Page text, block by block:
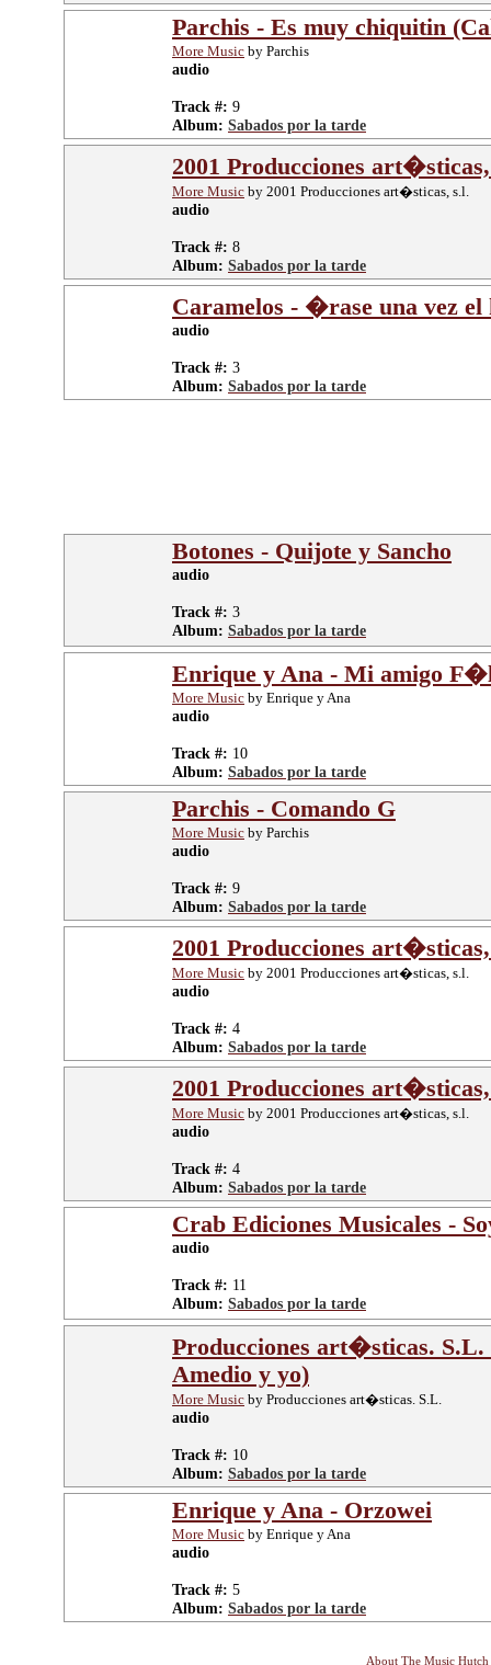
Parchis - Es muy chiquitin
More Music by Parchis
audio
Track #: 9
Album: Sabados por la tarde
2001 Producciones
More Music by 2001 Producciones art�sticas, s.l.
audio
Track #: 8
Album: Sabados por la tarde
Caramelos - �rase una vez el
audio
Track #: 3
Album: Sabados por la tarde
Botones - Quijote y Sancho
audio
Track #: 3
Album: Sabados por la tarde
Enrique y Ana - Mi amigo
More Music by Enrique y Ana
audio
Track #: 10
Album: Sabados por la tarde
Parchis - Comando G
More Music by Parchis
audio
Track #: 9
Album: Sabados por la tarde
2001 Producciones
More Music by 2001 Producciones art�sticas, s.l.
audio
Track #: 4
Album: Sabados por la tarde
2001 Producciones
More Music by 2001 Producciones art�sticas, s.l.
audio
Track #: 4
Album: Sabados por la tarde
Crab Ediciones Musicales -
audio
Track #: 11
Album: Sabados por la tarde
Producciones art�sticas. S.L.
Amedio y yo)
More Music by Producciones art�sticas. S.L.
audio
Track #: 10
Album: Sabados por la tarde
Enrique y Ana - Orzowei
More Music by Enrique y Ana
audio
Track #: 5
Album: Sabados por la tarde
About The Music Hutch